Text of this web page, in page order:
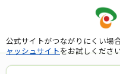
公式サイトがつながりにくい場
ャッシュサイトをお試しくださ